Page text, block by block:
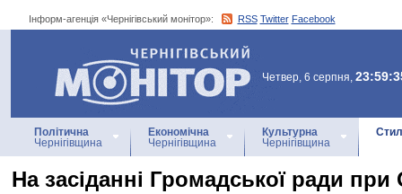
Інформ-агенція «Чернігівський монітор»: RSS Twitter Facebook
Інформ-агенція
«Чернігівський монітор»
Четвер, 6 серпня,
Політична
Чернігівщина
Економічна
Чернігівщина
Культурна
Чернігівщина
На засіданні Громадської ради